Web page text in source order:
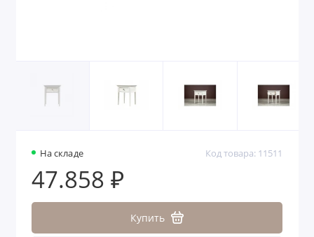
На складе Код товара: 11511
47.858 ₽
Купить